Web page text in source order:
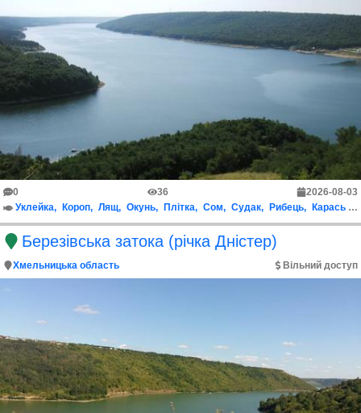
0 36
2026-08-03
Уклейка
Короп Лящ Окунь Плітка Сом Судак Рибець Карась срібний
Березівська затока (річка Дністер)
Хмельницька область Вільний доступ